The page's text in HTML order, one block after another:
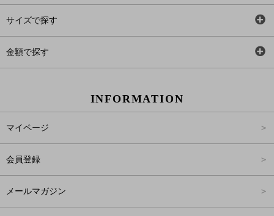
サイズで探す
金額で探す
INFORMATION
マイページ
会員登録
メールマガジン